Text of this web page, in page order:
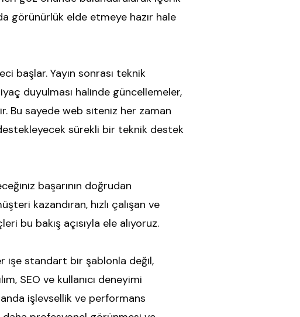
görünürlük elde etmeye hazır hale
başlar. Yayın sonrası teknik
duyulması halinde güncellemeler,
Bu sayede web siteniz her zaman
sürekli bir teknik destek
başarının doğrudan
kazandıran, hızlı çalışan ve
bu bakış açısıyla ele alıyoruz.
işe standart bir şablonla değil,
SEO ve kullanıcı deneyimi
işlevsellik ve performans